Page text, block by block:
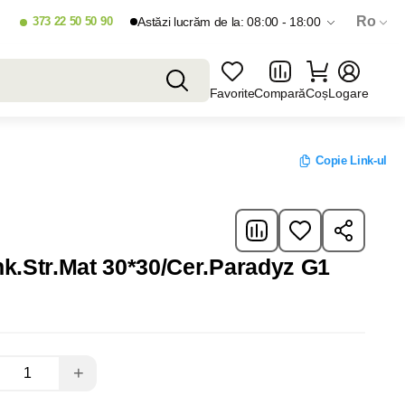
373 22 50 50 90 Astăzi lucrăm de la: 08:00 - 18:00 Ro
FavoriteComparăCoșLogare
Copie Link-ul
30*30/Cer.Paradyz G1
+